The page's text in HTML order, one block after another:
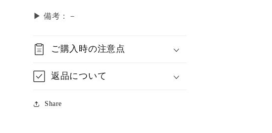
▶︎ 備考：－
ご購入時の注意点
返品について
Share